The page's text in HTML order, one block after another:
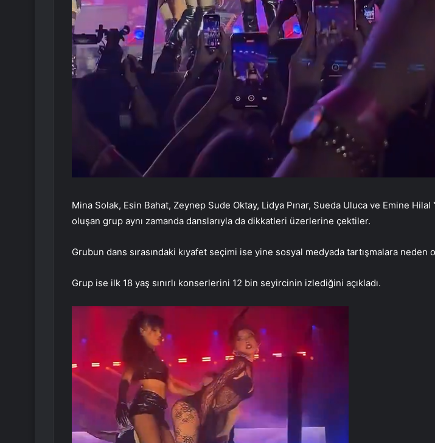
Mina Solak, Esin Bahat, Zeynep Sude Oktay, Lidya Pınar, Sueda Uluca ve Emine Hilal
oluşan grup aynı zamanda danslarıyla da dikkatleri üzerlerine çektiler.
Grubun dans sırasındaki kıyafet seçimi ise yine sosyal medyada tartışmalara neden
Grup ise ilk 18 yaş sınırlı konserlerini 12 bin seyircinin izlediğini açıkladı.